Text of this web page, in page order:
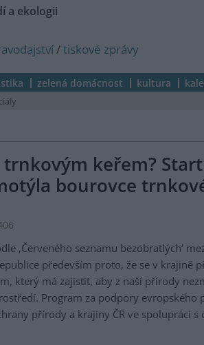
a ekologii
/tiskové zprávy
zelená domácnost kultura
trnkovým keřem?
bourovce
‚Červeného seznamu bezobratlých‘
především proto, že se v krajině
který má zajistit, aby z naší přírody
Program za podpory evropského
přírody a krajiny ČR ve spolupráci s